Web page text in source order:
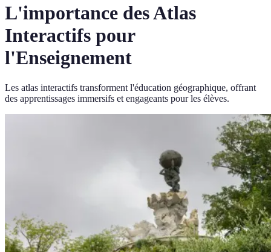
L'importance des Atlas
Interactifs pour
l'Enseignement
Les atlas interactifs transforment l'éducation géographique, offrant
des apprentissages immersifs et engageants pour les élèves.